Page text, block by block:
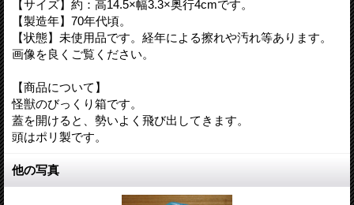
【サイズ】約：高14.5×幅3.3×奥行4cmです。
【製造年】70年代頃。
【状態】未使用品です。経年による擦れや汚れ等あります。
画像を良くご覧ください。
【商品について】
怪獣のびっくり箱です。
蓋を開けると、勢いよく飛び出してきます。
頭はポリ製です。
他の写真